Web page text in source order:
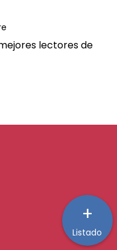
+
Listado
mejores lectores de